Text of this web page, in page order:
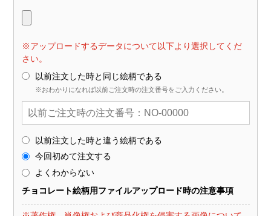
※アップロードするデータについて以下より選択してくだ
さい。
以前注文した時と同じ絵柄である
※おわかりになれば以前ご注文時の注文番号をご入力ください。
以前注文した時と違う絵柄である
今回初めて注文する
よくわからない
チョコレート絵柄用ファイルアップロード時の注意事項